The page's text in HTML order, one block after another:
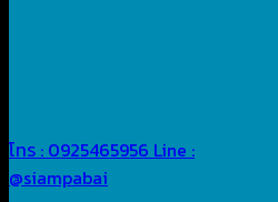
โทร : 0925465956 Line :
@siampabai